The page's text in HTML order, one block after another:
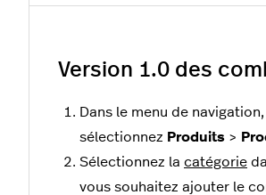
Version 1.0 des
Dans le menu de navigation,
sélectionnez Produits >
Sélectionnez la catégorie
vous souhaitez ajouter le